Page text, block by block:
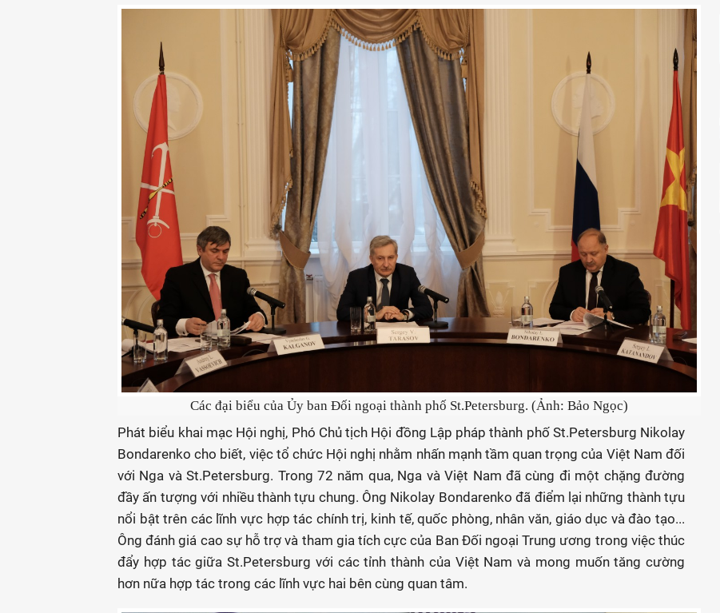
Các đại biểu của Ủy ban Đối ngoại thành phố St.Petersburg. (Ảnh: Bảo Ngọc)
Phát biểu khai mạc Hội nghị, Phó Chủ tịch Hội đồng Lập pháp thành phố St.Petersburg Nikolay
Bondarenko cho biết, việc tổ chức Hội nghị nhằm nhấn mạnh tầm quan trọng của Việt Nam đối
với Nga và St.Petersburg. Trong 72 năm qua, Nga và Việt Nam đã cùng đi một chặng đường
đầy ấn tượng với nhiều thành tựu chung. Ông Nikolay Bondarenko đã điểm lại những thành tựu
nổi bật trên các lĩnh vực hợp tác chính trị, kinh tế, quốc phòng, nhân văn, giáo dục và đào tạo...
Ông đánh giá cao sự hỗ trợ và tham gia tích cực của Ban Đối ngoại Trung ương trong việc thúc
đẩy hợp tác giữa St.Petersburg với các tỉnh thành của Việt Nam và mong muốn tăng cường
hơn nữa hợp tác trong các lĩnh vực hai bên cùng quan tâm.